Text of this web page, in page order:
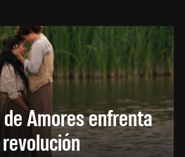
Amores enfrenta